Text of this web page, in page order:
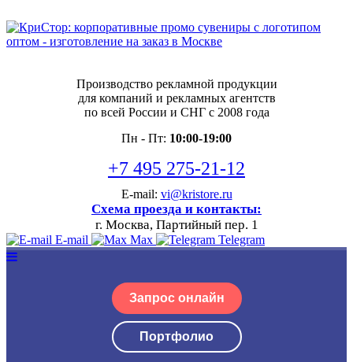
Производство рекламной продукции
для компаний и рекламных агентств
по всей России и СНГ с 2008 года
Пн - Пт: 10:00-19:00
+7 495 275-21-12
E-mail: vi@kristore.ru
Схема проезда и контакты:
г. Москва, Партийный пер. 1
E-mail Max Telegram
Запрос онлайн
Портфолио